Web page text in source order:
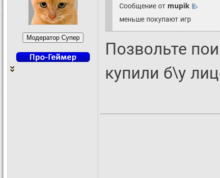
Сообщение от mupik
меньше покупают игр
Позвольте
купили б\у